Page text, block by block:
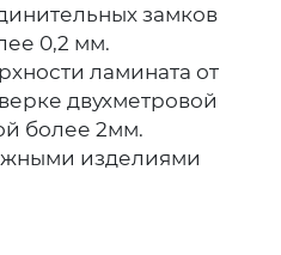
замков
0,2 мм.
ламината от
двухметровой
более 2мм.
изделиями